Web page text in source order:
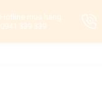
Hotline mua hàng:
0941 339 339